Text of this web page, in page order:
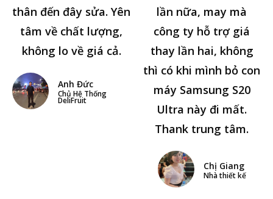
thân đến đây sửa. Yên
tâm về chất lượng,
không lo về giá cả.
Anh Đức
Chủ Hệ Thống
DeliFruit
lần nữa, may mà
công ty hỗ trợ giá
thay lần hai, không
thì có khi mình bỏ con
máy Samsung S20
Ultra này đi mất.
Thank trung tâm.
Chị Giang
Nhà thiết kế